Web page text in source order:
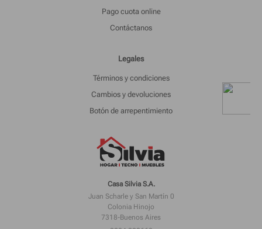
Pago cuota online
Contáctanos
Legales
Términos y condiciones
Cambios y devoluciones
Botón de arrepentimiento
Casa Silvia S.A.
Juan Scharle y San Martín 0
Colonia Hinojo
7318-Buenos Aires